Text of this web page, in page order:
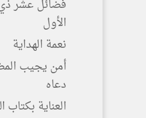
فضائل عشر
الأول
نعمة الهداية
أمن يجيب
دعاه
العناية